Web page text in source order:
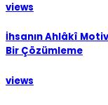
views
İhsanın Ahlâkî
Bir Çözümleme
views